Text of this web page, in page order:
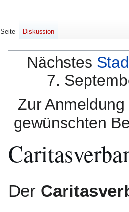
Nächstes
7.
Zur
gewünschten
Navigation
Suche
Der
Seite Diskussion